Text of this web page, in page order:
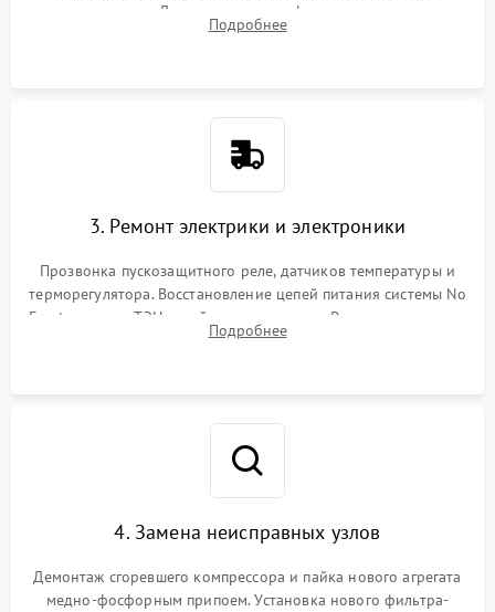
течеискателем. Демонтаж старого фильтра-осушителя и
продувка капиллярной трубки для устранения засоров.
Подробнее
3. Ремонт электрики и электроники
Прозвонка пускозащитного реле, датчиков температуры и
терморегулятора. Восстановление цепей питания системы No
Frost, включая ТЭН оттайки и вентилятор. Ремонт или замена
платы управления при сбоях алгоритмов.
Подробнее
4. Замена неисправных узлов
Демонтаж сгоревшего компрессора и пайка нового агрегата
медно-фосфорным припоем. Установка нового фильтра-